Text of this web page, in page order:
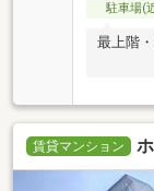
駐車場(
最上階
賃貸マンション